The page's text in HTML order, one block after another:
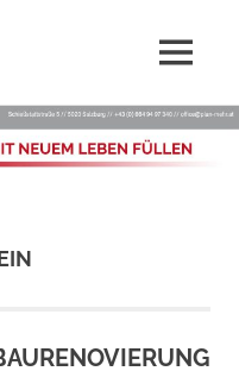
MENÜ